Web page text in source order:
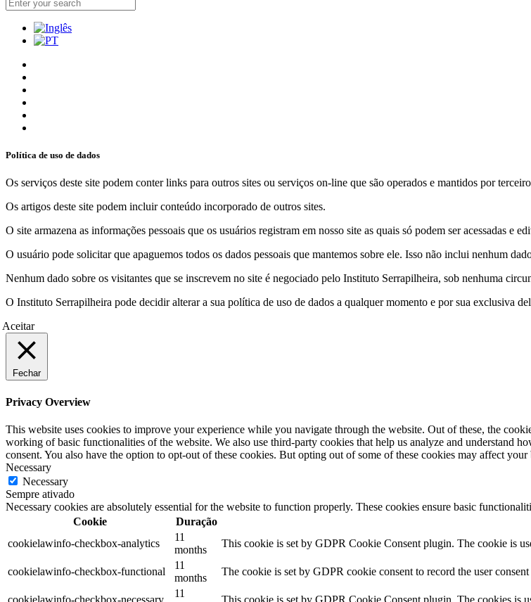
Política de uso de dados
Os serviços deste site podem conter links para outros sites ou serviços on-line que são operados e mantidos por
Os artigos deste site podem incluir conteúdo incorporado de outros sites.
O site armazena as informações pessoais que os usuários registram em nosso site as quais só podem ser acessadas e
O usuário pode solicitar que apaguemos todos os dados pessoais que mantemos sobre ele. Isso não inclui nenhum
Nenhum dado sobre os visitantes que se inscrevem no site é negociado pelo Instituto Serrapilheira, sob nenhuma
O Instituto Serrapilheira pode decidir alterar a sua política de uso de dados a qualquer momento e por sua exclusiva
Aceitar
Fechar
Privacy Overview
This website uses cookies to improve your experience while you navigate through the website. Out of these, the
working of basic functionalities of the website. We also use third-party cookies that help us analyze and understand
consent. You also have the option to opt-out of these cookies. But opting out of some of these cookies may affect
Necessary
Necessary
Sempre ativado
Necessary cookies are absolutely essential for the website to function properly. These cookies ensure basic
Cookie
Duração
cookielawinfo-checkbox-analytics
11
months
This cookie is set by GDPR Cookie Consent plugin. The cookie is
cookielawinfo-checkbox-functional
11
months
The cookie is set by GDPR cookie consent to record the user
cookielawinfo-checkbox-necessary
11
This cookie is set by GDPR Cookie Consent plugin. The cookies is